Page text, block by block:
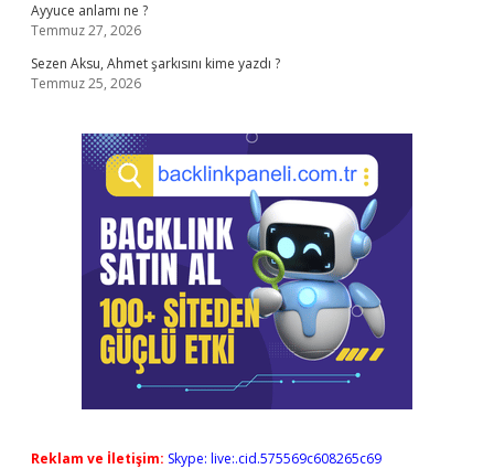
Ayyuce anlamı ne ?
Temmuz 27, 2026
Sezen Aksu, Ahmet şarkısını kime yazdı ?
Temmuz 25, 2026
Reklam ve İletişim: Skype: live:.cid.575569c608265c69